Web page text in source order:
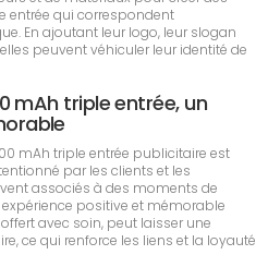
entrée qui correspondent
En ajoutant leur logo, leur slogan
peuvent véhiculer leur identité de
mAh triple entrée, un
mAh triple entrée publicitaire est
par les clients et les
associés à des moments de
positive et mémorable
avec soin, peut laisser une
ce qui renforce les liens et la loyauté